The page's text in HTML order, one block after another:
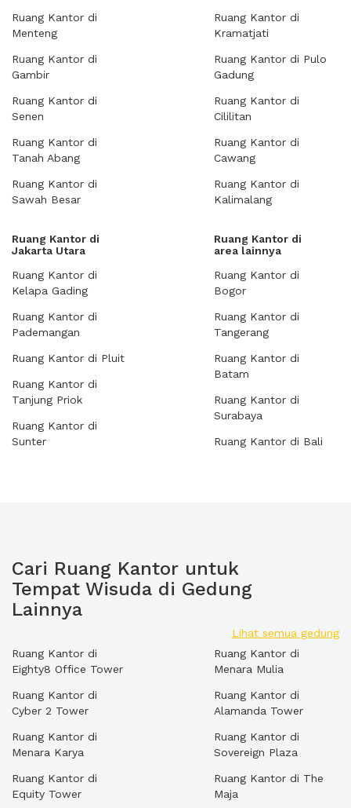
Ruang Kantor di
Menteng
Ruang Kantor di
Gambir
Ruang Kantor di
Senen
Ruang Kantor di
Tanah Abang
Ruang Kantor di
Sawah Besar
Ruang Kantor di
Kramatjati
Ruang Kantor di Pulo
Gadung
Ruang Kantor di
Cililitan
Ruang Kantor di
Cawang
Ruang Kantor di
Kalimalang
Ruang Kantor di
Jakarta Utara
Ruang Kantor di
Kelapa Gading
Ruang Kantor di
Pademangan
Ruang Kantor di Pluit
Ruang Kantor di
Tanjung Priok
Ruang Kantor di
Sunter
Ruang Kantor di
area lainnya
Ruang Kantor di
Bogor
Ruang Kantor di
Tangerang
Ruang Kantor di
Batam
Ruang Kantor di
Surabaya
Ruang Kantor di Bali
Cari Ruang Kantor untuk
Tempat Wisuda di Gedung
Lainnya
Lihat semua gedung
Ruang Kantor di
Eighty8 Office Tower
Ruang Kantor di
Cyber 2 Tower
Ruang Kantor di
Menara Karya
Ruang Kantor di
Equity Tower
Ruang Kantor di
Menara Mulia
Ruang Kantor di
Alamanda Tower
Ruang Kantor di
Sovereign Plaza
Ruang Kantor di The
Maja